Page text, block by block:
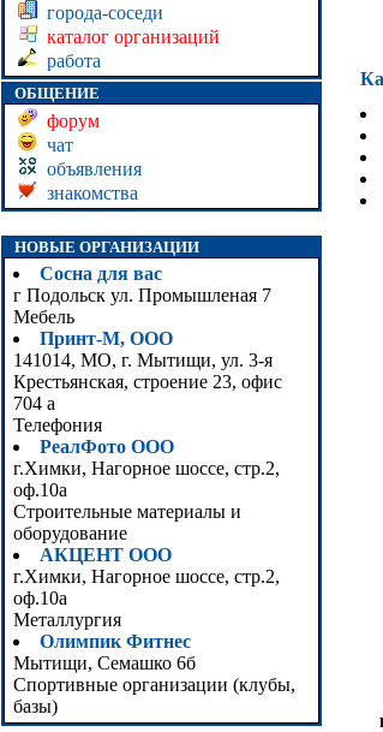
города-соседи
каталог организаций
работа
ОБЩЕНИЕ
форум
чат
объявления
знакомства
НОВЫЕ ОРГАНИЗАЦИИ
Сосна для вас
г Подольск ул. Промышленая 7
Мебель
Принт-М, ООО
141014, МО, г. Мытищи, ул. 3-я
Крестьянская, строение 23, офис
704 а
Телефония
РеалФото ООО
г.Химки, Нагорное шоссе, стр.2,
оф.10а
Строительные материалы и
оборудование
АКЦЕНТ ООО
г.Химки, Нагорное шоссе, стр.2,
оф.10а
Металлургия
Олимпик Фитнес
Мытищи, Семашко 6б
Спортивные организации (клубы,
базы)